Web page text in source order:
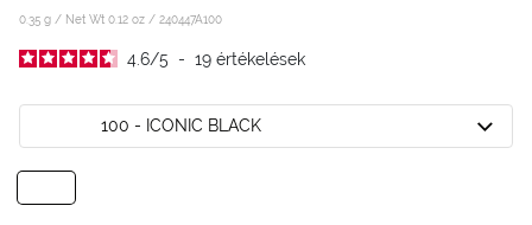
0.35 g / Net Wt 0.12 oz / 240447A100
4.6/5 - 19 értékelések
100 - ICONIC BLACK